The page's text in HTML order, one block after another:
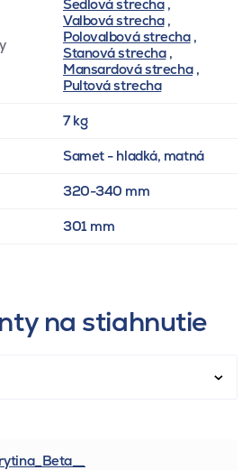
Sedlová strecha,
Valbová strecha,
Polovalbová strecha,
Stanová strecha,
Mansardová strecha,
Pultová strecha
7 kg
Samet - hladká, matná
320-340 mm
301 mm
na stiahnutie